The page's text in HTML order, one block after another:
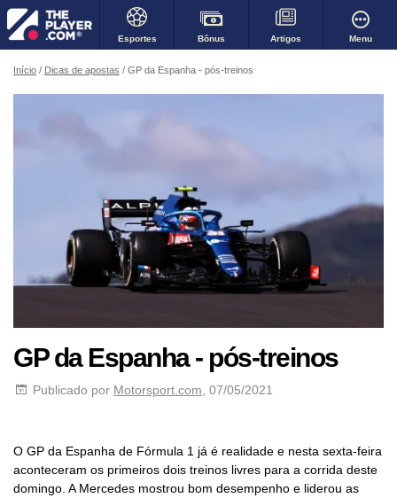
Esportes Bônus Artigos Menu
Início Dicas de apostas GP da Espanha - pós-treinos
GP da Espanha - pós-treinos
Publicado por Motorsport.com , 07/05/2021
O GP da Espanha de Fórmula 1 já é realidade e nesta sexta-feira
aconteceram os primeiros dois treinos livres para a corrida deste
domingo. A Mercedes mostrou bom desempenho e liderou as